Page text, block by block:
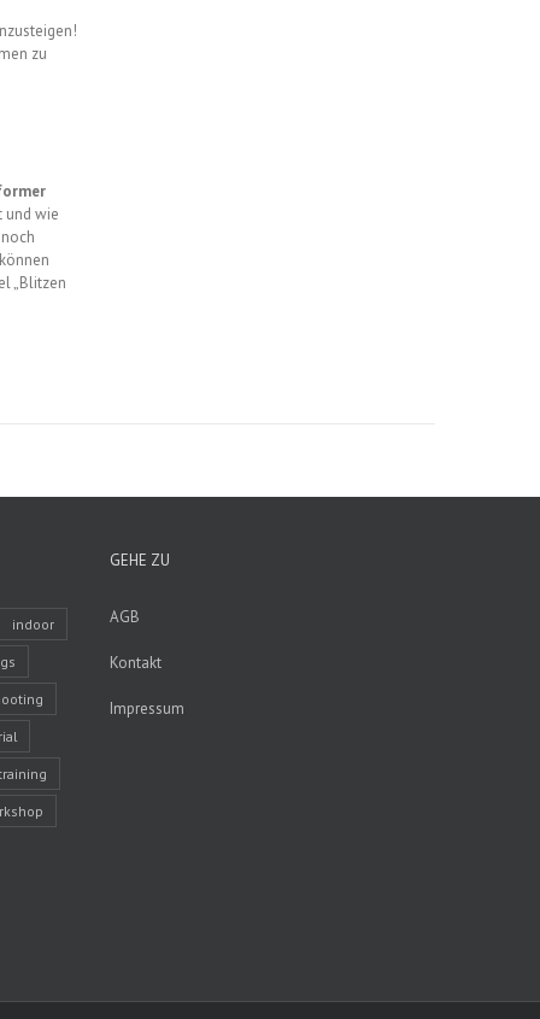
zu
und wie
„Blitzen
indoor
GEHE ZU
AGB
Kontakt
Impressum